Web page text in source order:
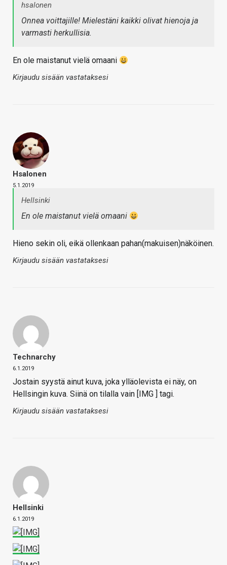
hsalonen
Onnea voittajille! Mielestäni kaikki olivat hienoja ja
varmasti herkullisia.
En ole maistanut vielä omaani
Kirjaudu sisään vastataksesi
Hsalonen
5.1.2019
Hellsinki
En ole maistanut vielä omaani
Hieno sekin oli, eikä ollenkaan pahan(makuisen)näköinen.
Kirjaudu sisään vastataksesi
Technarchy
6.1.2019
Jostain syystä ainut kuva, joka ylläolevista ei näy, on
Hellsingin kuva. Siinä on tilalla vain [IMG ] tagi.
Kirjaudu sisään vastataksesi
Hellsinki
6.1.2019